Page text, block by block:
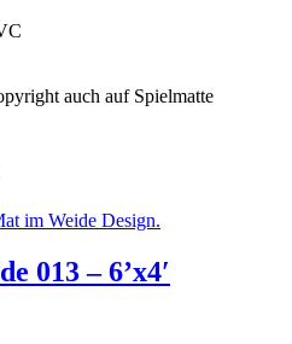
auch auf Spielmatte
013 – 6’x4′